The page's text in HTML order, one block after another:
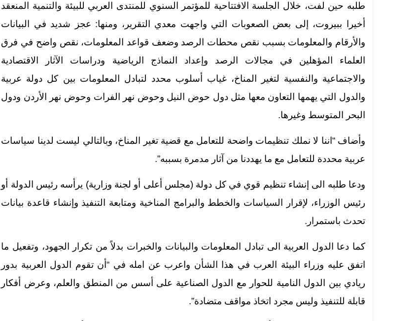
طلبه حين لفت، خلال الجلسة الافتتاحية للمؤتمر السنوي للمنتدى العربي للبيئة والتنمية المنعقد
أخيرا ببيروت، إلى بعض الصعوبات التي واجهت معدي التقرير، ومنها: عجز شديد في البيانات
والأرقام والمعلومات بسبب نقص محطات الرصد وضعف قواعد المعلومات، نقص واضح في فرق
العلماء المؤهلين في مجالات الرصد وإعداد النماذج الرياضية ودراسات الآثار الاقتصادية
والاجتماعية والنفسية لتغير المناخ، غياب أسلوب محدد لتبادل المعلومات بين كل دولة عربية
والدول التي يهمها التعاون معها مثل دول حوض النيل وحوض نهر الفرات وحوض نهر الأردن ودول
البحر المتوسط وغيرها.
وأضاف “اننا لا نملك تنظيمات واضحة للتعامل مع قضية تغير المناخ، وبالتالي ليست لدينا سياسات
عربية محددة للتعامل مع ما يهددنا من آثار مدمرة بسببه”.
ودعا طلبه الى إنشاء تنظيم قوي في كل دولة (مجلس أعلى أو لجنة وزارية) يرأسه رئيس الدولة أو
رئيس الوزراء، لإقرار السياسات والخطط والبرامج المناخية ومتابعة التنفيذ وإنشاء قاعدة بيانات
تحدث باستمرار.
كما دعا الدول العربية الى تبادل المعلومات والبيانات والخبرات بدلاً من تكرار الجهود، وتفعيل ما
اتفق عليه وزراء البيئة العرب في هذا الشأن واعرب عن امله في “أن تقوم الدول العربية بدور
ريادي بين الدول النامية للحوار مع الدول الصناعية على أسس من المنطق والعلم، وعرض أفكار
قابلة للتنفيذ وليس مجرد اتخاذ مواقف متضادة”.